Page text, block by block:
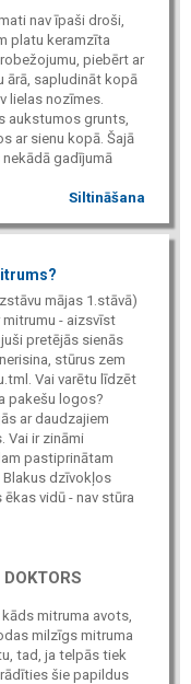
nav īpaši droši,
platu keramzīta
piebērt ar
ārā, sapludināt kopā
lielas nozīmes.
aukstumos grunts,
ar sienu kopā. Šajā
gadījumā
Siltināšana
mājas 1.stāvā)
mitrumu - aizsvīst
pretējās sienās
stūrus zem
Vai varētu līdzēt
pakešu logos?
ar daudzajiem
Vai ir zināmi
pastiprinātam
Blakus dzīvokļos
vidū - nav stūra
mitruma avots,
milzīgs mitruma
tad, ja telpās tiek
šie papildus